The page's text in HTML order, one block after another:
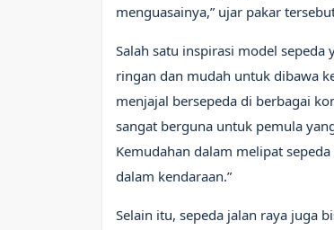
menguasainya,” ujar pakar
Salah satu inspirasi model sepeda
ringan dan mudah untuk dibawa
menjajal bersepeda di berbagai
sangat berguna untuk pemula
Kemudahan dalam melipat
dalam kendaraan.”
Selain itu, sepeda jalan raya juga